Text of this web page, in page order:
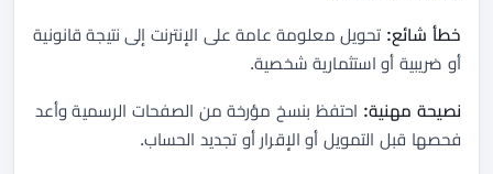
خطأ شائع: تحويل معلومة عامة على الإنترنت إلى نتيجة قانونية
أو ضريبية أو استثمارية شخصية.
نصيحة مهنية: احتفظ بنسخ مؤرخة من الصفحات الرسمية وأعد
فحصها قبل التمويل أو الإقرار أو تجديد الحساب.